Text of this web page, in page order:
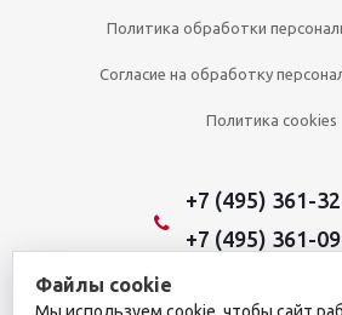
Политика обработки
Согласие на обработку
Политика cookies
+7 (495) 361-
+7 (495) 361-
Файлы cookie